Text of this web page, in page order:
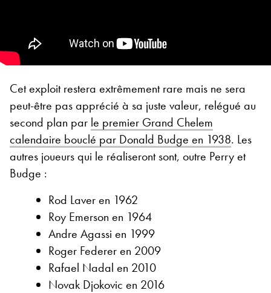
Cet exploit restera extrêmement rare mais ne sera
peut-être pas apprécié à sa juste valeur, relégué au
second plan par le premier Grand Chelem
calendaire bouclé par Donald Budge en 1938. Les
autres joueurs qui le réaliseront sont, outre Perry et
Budge :
Rod Laver en 1962
Roy Emerson en 1964
Andre Agassi en 1999
Roger Federer en 2009
Rafael Nadal en 2010
Novak Djokovic en 2016